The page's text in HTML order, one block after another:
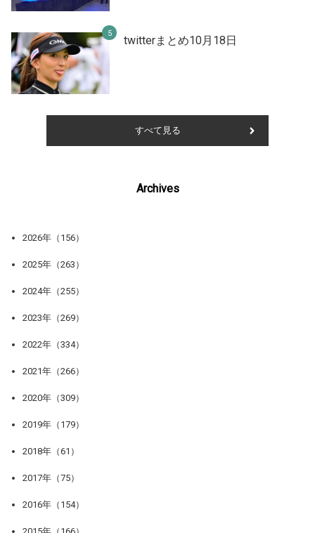
twitterまとめ10月18日
すべて見る
Archives
2026年（156）
2025年（263）
2024年（255）
2023年（269）
2022年（334）
2021年（266）
2020年（309）
2019年（179）
2018年（61）
2017年（75）
2016年（154）